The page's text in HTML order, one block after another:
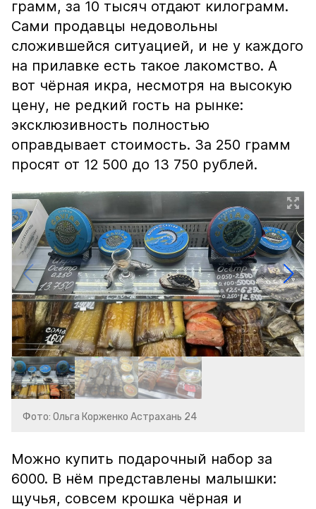
грамм, за 10 тысяч отдают килограмм.
Сами продавцы недовольны
сложившейся ситуацией, и не у каждого
на прилавке есть такое лакомство. А
вот чёрная икра, несмотря на высокую
цену, не редкий гость на рынке:
эксклюзивность полностью
оправдывает стоимость. За 250 грамм
просят от 12 500 до 13 750 рублей.
Фото: Ольга Корженко Астрахань 24
Можно купить подарочный набор за
6000. В нём представлены малышки:
щучья, совсем крошка чёрная и